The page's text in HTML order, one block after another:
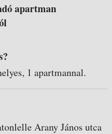
apartman
1 apartmannal.
Arany János utca